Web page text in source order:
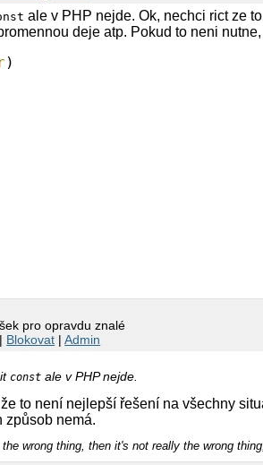
ale v PHP nejde. Ok, nechci rict ze
deje atp. Pokud to neni
)
pro opravdu znalé
| Blokovat |Admin
constale v PHP nejde.
to není nejlepší řešení na všechny
způsob nemá.
wrong thing, then it's not really the wrong